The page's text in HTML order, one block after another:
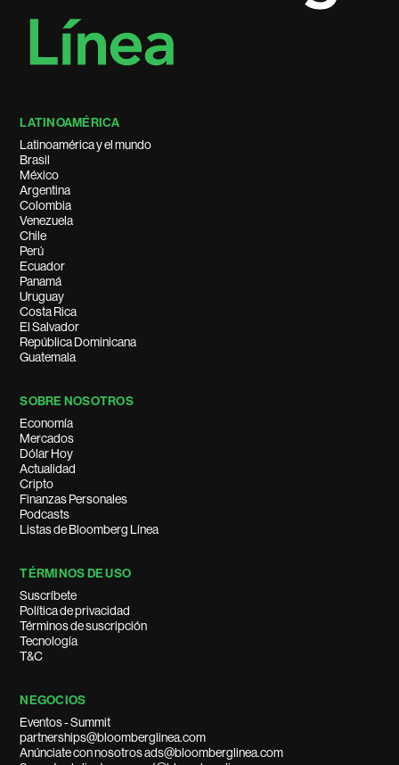
LATINOAMÉRICA
Latinoamérica y el mundo
Brasil
México
Argentina
Colombia
Venezuela
Chile
Perú
Ecuador
Panamá
Uruguay
Costa Rica
El Salvador
República Dominicana
Guatemala
SOBRE NOSOTROS
Economía
Mercados
Dólar Hoy
Actualidad
Cripto
Finanzas Personales
Podcasts
Listas de Bloomberg Línea
TÉRMINOS DE USO
Suscríbete
Política de privacidad
Términos de suscripción
Tecnología
T&C
NEGOCIOS
Eventos - Summit
partnerships@bloomberglinea.com
Anúnciate con nosotros ads@bloomberglinea.com